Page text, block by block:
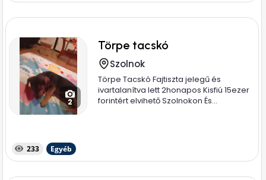
2
Törpe tacskó
Szolnok
Törpe Tacskó Fajtiszta jelegű és
ivartalanítva lett 2honapos Kisfiú 15ezer
forintért elvihető Szolnokon És...
233 Egyéb